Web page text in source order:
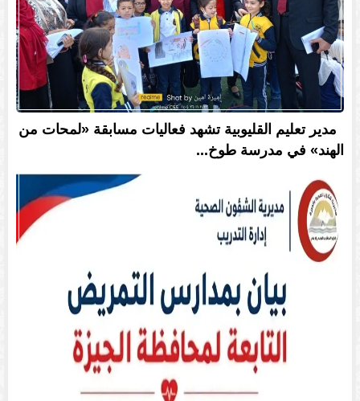
مدير تعليم القليوبية تشهد فعاليات مسابقة «لمحات من
الهند» في مدرسة طوخ...